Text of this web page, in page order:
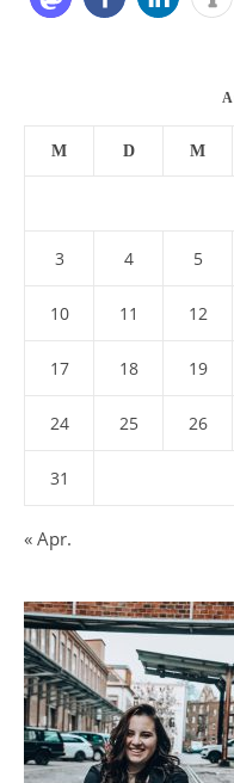
M D M
3 4 5
10 11 12
17 18 19
24 25 26
31
« Apr.